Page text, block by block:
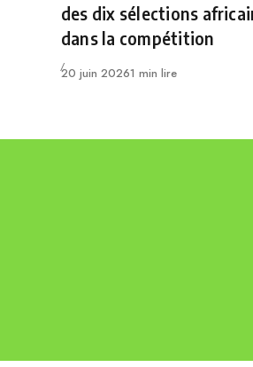
des dix sélections
dans la compétition
Publié
20 juin 20261 min lire